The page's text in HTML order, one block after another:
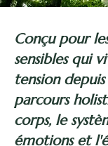
Conçu pour
sensibles qui
tension
parcours
corps, le
émotions et